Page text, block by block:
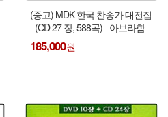
(중고) MDK 한국 찬송가 대전집
- (CD 27 장, 588곡) - 아브라함
한국 찬송가 대전집 (CD 25 장,
588장) : 내용 같음 !!!
185,000